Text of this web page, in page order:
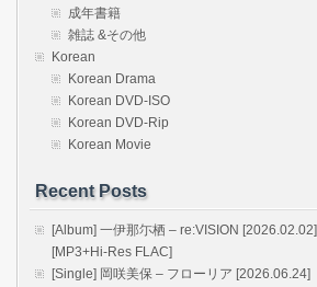
成年書籍
雑誌 &その他
Korean
Korean Drama
Korean DVD-ISO
Korean DVD-Rip
Korean Movie
Recent Posts
[Album] 一伊那尓栖 – re:VISION [2026.02.02]
[MP3+Hi-Res FLAC]
[Single] 岡咲美保 – フローリア [2026.06.24]